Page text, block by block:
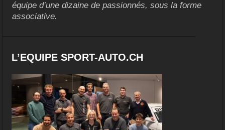
équipe d’une dizaine de passionnés, sous la forme
associative.
L’EQUIPE SPORT-AUTO.CH